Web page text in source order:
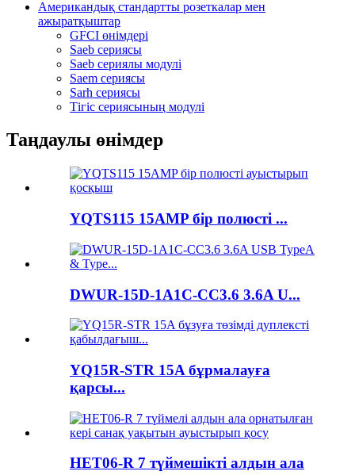
Американдық стандартты розеткалар мен
ажыратқыштар
GFCI өнімдері
Saeb сериясы
Saeb сериялы модулі
Saem сериясы
Sarh сериясы
Тігіс сериясының модулі
Таңдаулы өнімдер
YQTS115 15AMP бір полюсті ...
DWUR-15D-1A1C-CC3.6 3.6A U...
YQ15R-STR 15A бұрмалауға
қарсы...
HET06-R 7 түймешікті алдын ала